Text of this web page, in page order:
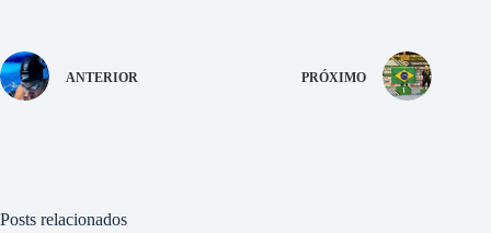
ANTERIOR PRÓXIMO
Posts relacionados